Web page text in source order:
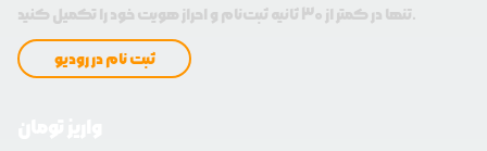
تنها در کمتر از 30 ثانیه ثبت‌نام و احراز هویت خود را تکمیل کنید.
ثبت نام در رودیو